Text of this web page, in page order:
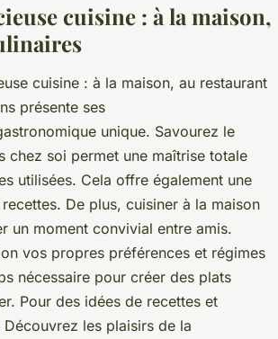
cuisine : à la maison,
cuisine : à la maison, au restaurant
présente ses
unique. Savourez le
chez soi permet une maîtrise totale
utilisées. Cela offre également une
De plus, cuisiner à la maison
un moment convivial entre amis.
vos propres préférences et régimes
nécessaire pour créer des plats
Pour des idées de recettes et
Découvrez les plaisirs de la